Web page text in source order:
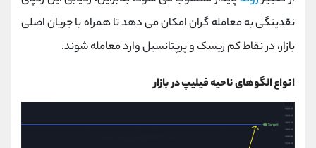
نقدینگی به معامله ‌گران امکان می‌ دهد تا همراه با جریان اصلی
بازار، در نقاط کم ‌ریسک و پرپتانسیل وارد معامله شوند.
انواع الگوهای ناحیه فیلیپ در بازار